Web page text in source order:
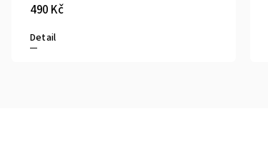
490 Kč
Detail